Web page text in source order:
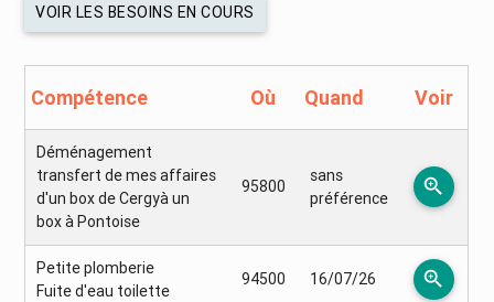
VOIR LES BESOINS EN COURS
Compétence Où Quand Voir
Déménagement
transfert de mes affaires
d'un box de Cergyà un
box à Pontoise
95800
sans
préférence
zoom_in
Petite plomberie
Fuite d'eau toilette
94500 16/07/26 zoom_in